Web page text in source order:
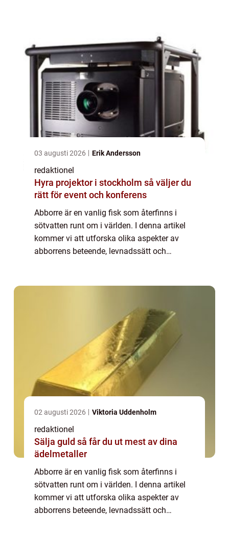
03 augusti 2026 Erik Andersson
redaktionel
Hyra projektor i stockholm så väljer du
rätt för event och konferens
Abborre är en vanlig fisk som återfinns i
sötvatten runt om i världen. I denna artikel
kommer vi att utforska olika aspekter av
abborrens beteende, levnadssätt och
02 augusti 2026 Viktoria Uddenholm
redaktionel
Sälja guld så får du ut mest av dina
ädelmetaller
Abborre är en vanlig fisk som återfinns i
sötvatten runt om i världen. I denna artikel
kommer vi att utforska olika aspekter av
abborrens beteende, levnadssätt och